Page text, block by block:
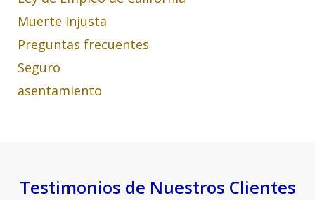
Muerte Injusta
Preguntas frecuentes
Seguro
asentamiento
Testimonios de Nuestros Clientes